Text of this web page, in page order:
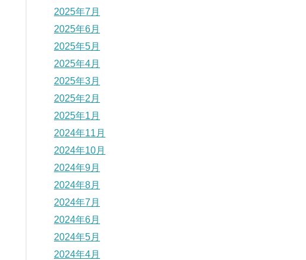
2025年7月
2025年6月
2025年5月
2025年4月
2025年3月
2025年2月
2025年1月
2024年11月
2024年10月
2024年9月
2024年8月
2024年7月
2024年6月
2024年5月
2024年4月